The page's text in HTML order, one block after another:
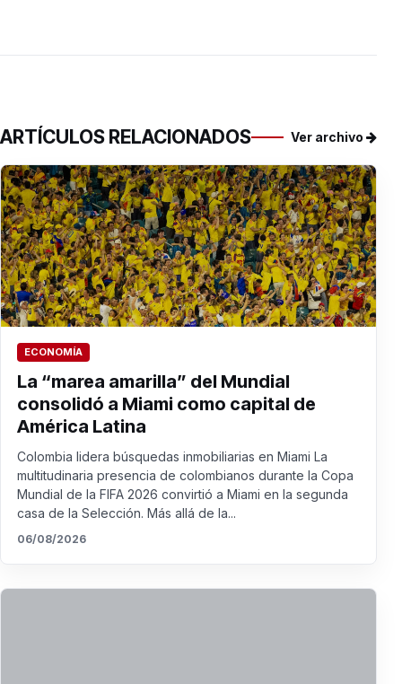
ARTÍCULOS RELACIONADOS Ver archivo
ECONOMÍA
La “marea amarilla” del Mundial
consolidó a Miami como capital de
América Latina
Colombia lidera búsquedas inmobiliarias en Miami La
multitudinaria presencia de colombianos durante la Copa
Mundial de la FIFA 2026 convirtió a Miami en la segunda
casa de la Selección. Más allá de la...
06/08/2026